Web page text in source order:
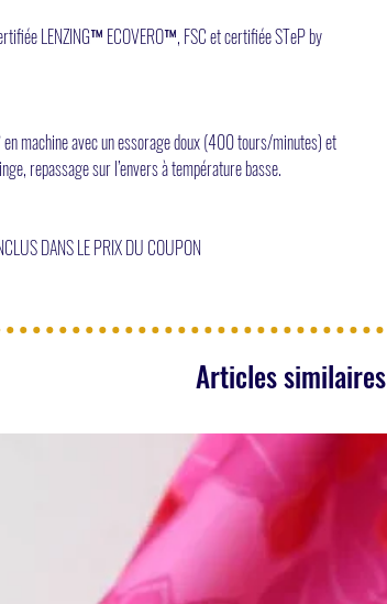
LENZING™ ECOVERO™, FSC et certifiée STeP by
machine avec un essorage doux (400 tours/minutes) et
repassage sur l’envers à température basse.
DANS LE PRIX DU COUPON
Articles similaires